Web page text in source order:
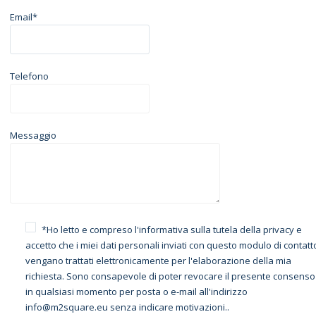
Email*
Telefono
Messaggio
*Ho letto e compreso l'informativa sulla tutela della privacye
accetto che i miei dati personali inviati con questo modulo di
vengano trattati elettronicamente per l'elaborazione della mia
richiesta. Sono consapevole di poter revocare il presente consenso
in qualsiasi momento per posta o e-mail all'indirizzo
info@m2square.eu senza indicare motivazioni..